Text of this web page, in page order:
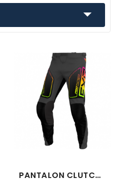

PANTALON CLUTCH SHERBERT